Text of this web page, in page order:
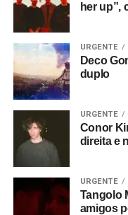
her up”,
URGENTE
Deco
duplo
URGENTE
Conor
direita e
URGENTE
Tangolo
amigos